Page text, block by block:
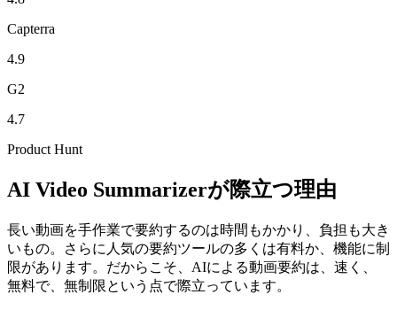
Capterra
4.9
G2
4.7
Product Hunt
AI Video Summarizerが際立つ理由
長い動画を手作業で要約するのは時間もかかり、負担も大き
いもの。さらに人気の要約ツールの多くは有料か、機能に制
限があります。だからこそ、AIによる動画要約は、速く、
無料で、無制限という点で際立っています。